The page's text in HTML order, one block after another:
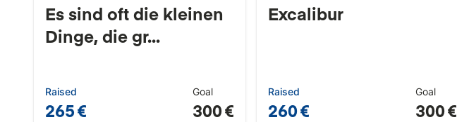
Es sind oft die kleinen
Dinge, die gr...
Raised
265 €
Goal
300 €
Excalibur
Raised
260 €
Goal
300 €